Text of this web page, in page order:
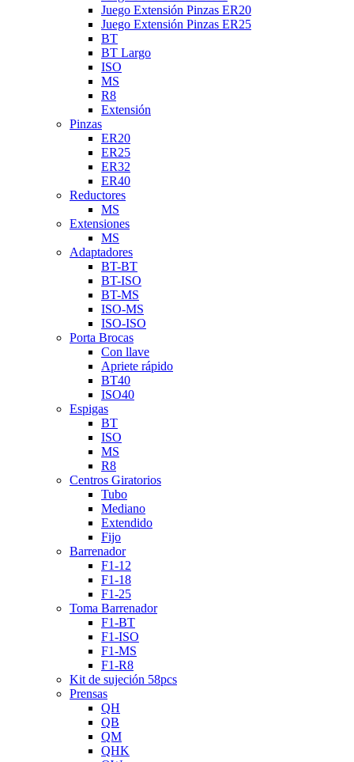
Juego Extensión Pinzas ER20
Juego Extensión Pinzas ER25
BT
BT Largo
ISO
MS
R8
Extensión
Pinzas
ER20
ER25
ER32
ER40
Reductores
MS
Extensiones
MS
Adaptadores
BT-BT
BT-ISO
BT-MS
ISO-MS
ISO-ISO
Porta Brocas
Con llave
Apriete rápido
BT40
ISO40
Espigas
BT
ISO
MS
R8
Centros Giratorios
Tubo
Mediano
Extendido
Fijo
Barrenador
F1-12
F1-18
F1-25
Toma Barrenador
F1-BT
F1-ISO
F1-MS
F1-R8
Kit de sujeción 58pcs
Prensas
QH
QB
QM
QHK